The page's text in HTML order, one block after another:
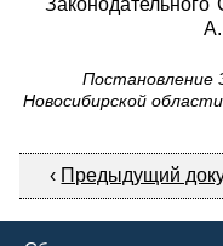
А.И.
Постановление
Новосибирской
‹ Предыдущий